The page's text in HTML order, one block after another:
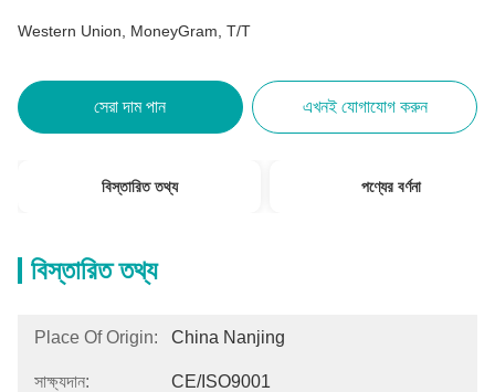
Western Union, MoneyGram, T/T
সেরা দাম পান এখনই যোগাযোগ করুন
বিস্তারিত তথ্য পণ্যের বর্ণনা
বিস্তারিত তথ্য
Place Of Origin: China Nanjing
সাক্ষ্যদান: CE/ISO9001